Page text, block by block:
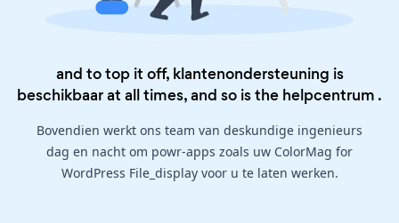
and to top it off, klantenondersteuning is
beschikbaar at all times, and so is the helpcentrum .
Bovendien werkt ons team van deskundige ingenieurs
dag en nacht om powr-apps zoals uw ColorMag for
WordPress File_display voor u te laten werken.